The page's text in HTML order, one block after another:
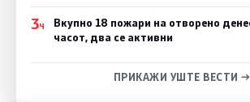
3Ч
Вкупно 18 пожари на отворено
часот, два се активни
ПРИКАЖИ УШТЕ ВЕСТИ →